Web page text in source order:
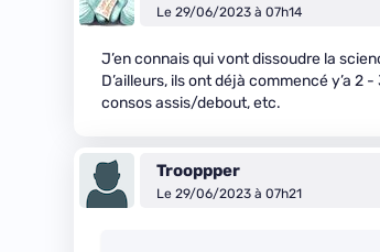
Le 29/06/2023 à 07h14
J’en connais qui vont dissoudre la
D’ailleurs, ils ont déjà commencé y’a
consos assis/debout, etc.
Trooppper
Le 29/06/2023 à 07h21